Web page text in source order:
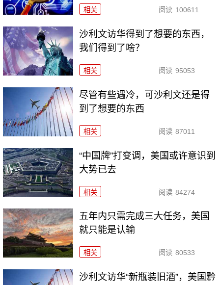
相关 阅读 100611
沙利文访华得到了想要的东西，
我们得到了啥？
相关 阅读 95053
尽管有些遇冷，可沙利文还是得
到了想要的东西
相关 阅读 87011
“中国牌”打变调，美国或许意识到
大势已去
相关 阅读 84274
五年内只需完成三大任务，美国
就只能是认输
相关 阅读 80533
沙利文访华“新瓶装旧酒”，美国黔